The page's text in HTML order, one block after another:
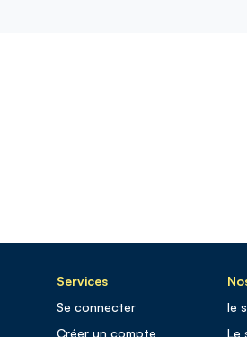
Services
Se connecter
Créer un compte
le
Le